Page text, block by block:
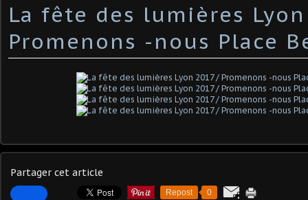
La fête des lumières
Promenons -nous Place
Partager cet article
Repost 0